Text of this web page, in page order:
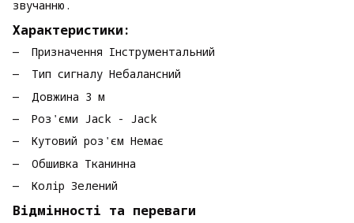
звучанню.
Характеристики:
Призначення Інструментальний
Тип сигналу Небалансний
Довжина 3 м
Роз'єми Jack - Jack
Кутовий роз'єм Немає
Обшивка Тканинна
Колір Зелений
Відмінності та переваги